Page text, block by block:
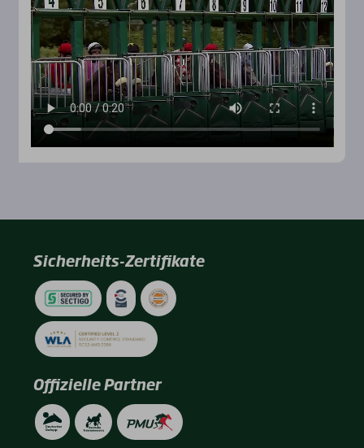
Sicherheits-Zertifikate
Offizielle Partner